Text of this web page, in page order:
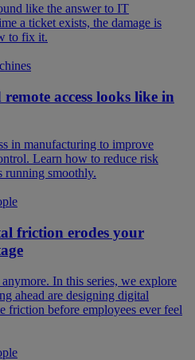
like the answer to IT
a ticket exists, the damage is
to fix it.
access looks like in
in manufacturing to improve
Learn how to reduce risk
running smoothly.
friction erodes your
In this series, we explore
ahead are designing digital
friction before employees ever feel